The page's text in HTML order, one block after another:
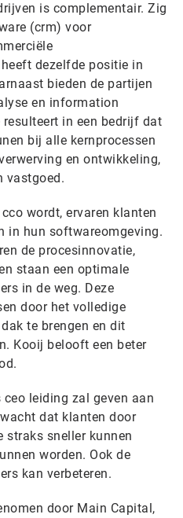
is complementair. Zig
(crm) voor
dezelfde positie in
bieden de partijen
en information
in een bedrijf dat
bij alle kernprocessen
en ontwikkeling,
vastgoed.
wordt, ervaren klanten
in hun softwareomgeving.
de procesinnovatie,
staan een optimale
in de weg. Deze
door het volledige
te brengen en dit
Kooij belooft een beter
leiding zal geven aan
dat klanten door
straks sneller kunnen
worden. Ook de
kan verbeteren.
door Main Capital,